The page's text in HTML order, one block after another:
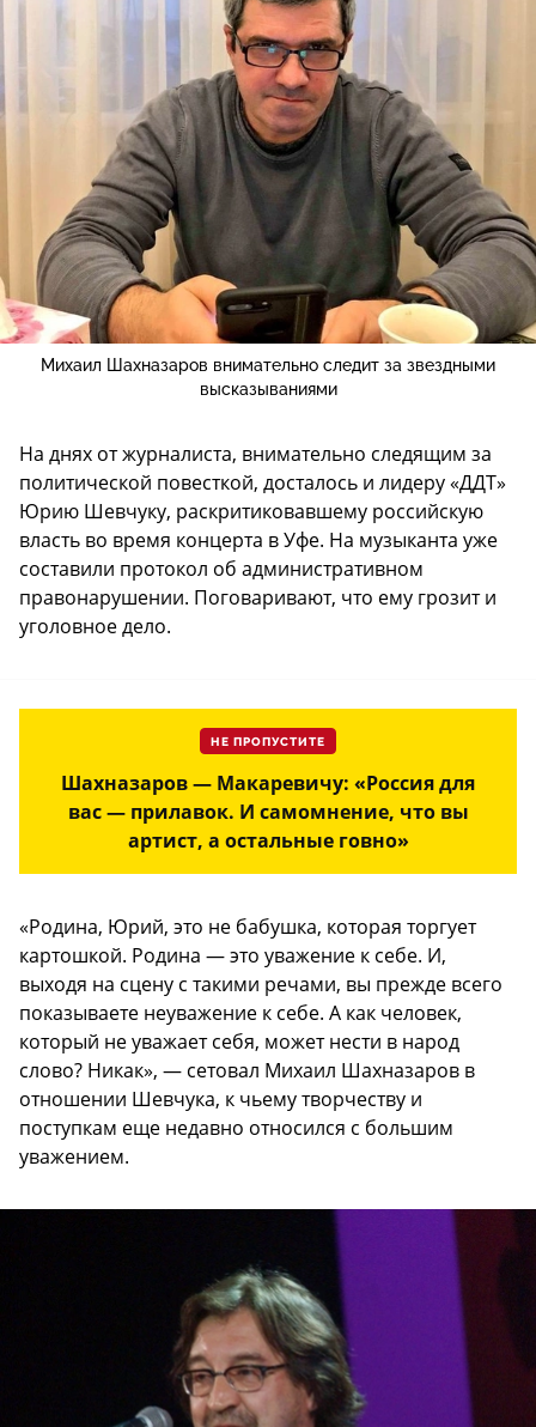
Михаил Шахназаров внимательно следит за звездными
высказываниями
На днях от журналиста, внимательно следящим за
политической повесткой, досталось и лидеру «ДДТ»
Юрию Шевчуку, раскритиковавшему российскую
власть во время концерта в Уфе. На музыканта уже
составили протокол об административном
правонарушении. Поговаривают, что ему грозит и
уголовное дело.
НЕ ПРОПУСТИТЕ
Шахназаров — Макаревичу: «Россия для
вас — прилавок. И самомнение, что вы
артист, а остальные говно»
«Родина, Юрий, это не бабушка, которая торгует
картошкой. Родина — это уважение к себе. И,
выходя на сцену с такими речами, вы прежде всего
показываете неуважение к себе. А как человек,
который не уважает себя, может нести в народ
слово? Никак», — сетовал Михаил Шахназаров в
отношении Шевчука, к чьему творчеству и
поступкам еще недавно относился с большим
уважением.